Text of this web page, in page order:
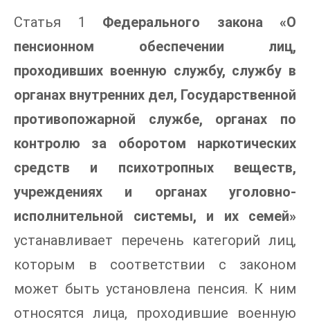
Статья 1 Федерального закона «О
пенсионном обеспечении лиц,
проходивших военную службу, службу в
органах внутренних дел, Государственной
противопожарной службе, органах по
контролю за оборотом наркотических
средств и психотропных веществ,
учреждениях и органах уголовно-
исполнительной системы, и их семей»
устанавливает перечень категорий лиц,
которым в соответствии с законом
может быть установлена пенсия. К ним
относятся лица, проходившие военную